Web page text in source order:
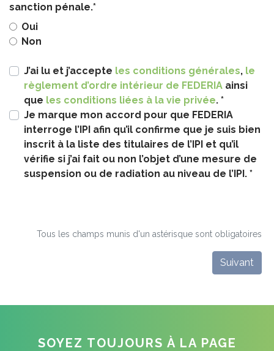
sanction pénale.*
Oui
Non
J’ai lu et j’accepte les conditions générales, le
règlement d’ordre intérieur de FEDERIA ainsi
que les conditions liées à la vie privée. *
Je marque mon accord pour que FEDERIA
interroge l’IPI afin qu’il confirme que je suis bien
inscrit à la liste des titulaires de l’IPI et qu’il
vérifie si j’ai fait ou non l’objet d’une mesure de
suspension ou de radiation au niveau de l’IPI. *
Tous les champs munis d'un astérisque sont obligatoires
Suivant
SOYEZ TOUJOURS À LA PAGE